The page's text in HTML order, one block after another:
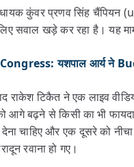
कुंवर प्रणव सिंह
सवाल खड़े कर रहा है। यह
यशपाल आर्य ने
टिकैत ने एक लाइव
को आगे बढ़ने से किसी का भी
चाहिए और एक दूसरे को
रवाना हो गए।